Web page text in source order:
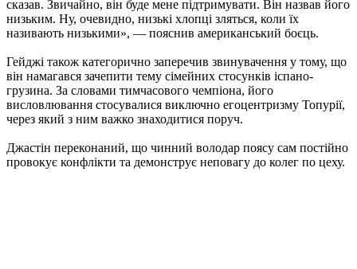
сказав. Звичайно, він буде мене підтримувати. Він назвав його
низьким. Ну, очевидно, низькі хлопці зляться, коли їх
називають низькими», — пояснив американський боєць.
Гейджі також категорично заперечив звинувачення у тому, що
він намагався зачепити тему сімейних стосунків іспано-
грузина. За словами тимчасового чемпіона, його
висловлювання стосувалися виключно егоцентризму Топурії,
через який з ним важко знаходитися поруч.
Джастін переконаний, що чинний володар поясу сам постійно
провокує конфлікти та демонструє неповагу до колег по цеху.